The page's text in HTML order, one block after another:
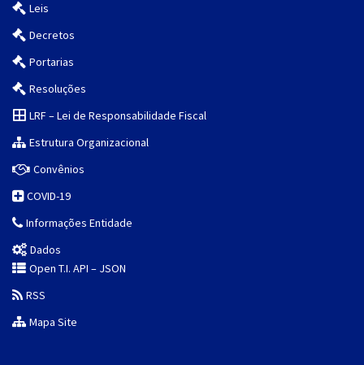
Leis
Decretos
Portarias
Resoluções
LRF – Lei de Responsabilidade Fiscal
Estrutura Organizacional
Convênios
COVID-19
Informações Entidade
Dados
Open T.I. API – JSON
RSS
Mapa Site